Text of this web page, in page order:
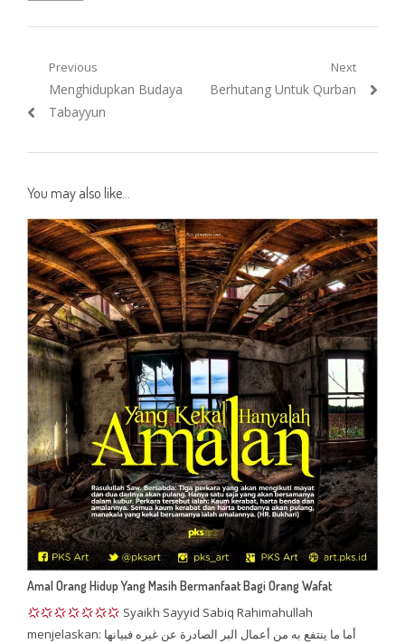
Post
navigation
Previous
Previous
post:
Menghidupkan Budaya
Tabayyun
Next
Next
Berhutang Untuk Qurban
You may also like...
Amal Orang Hidup Yang Masih Bermanfaat Bagi Orang Wafat
Syaikh Sayyid Sabiq Rahimahullah
menjelaskan: أما ما ينتفع به من أعمال البر الصادرة عن غيره فبيانها